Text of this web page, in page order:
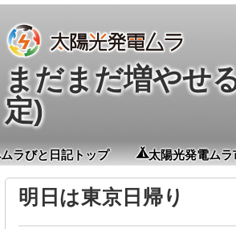
まだまだ増やせ
定)
ムラびと日記トップ 太陽光発電ムラ
明日は東京日帰り